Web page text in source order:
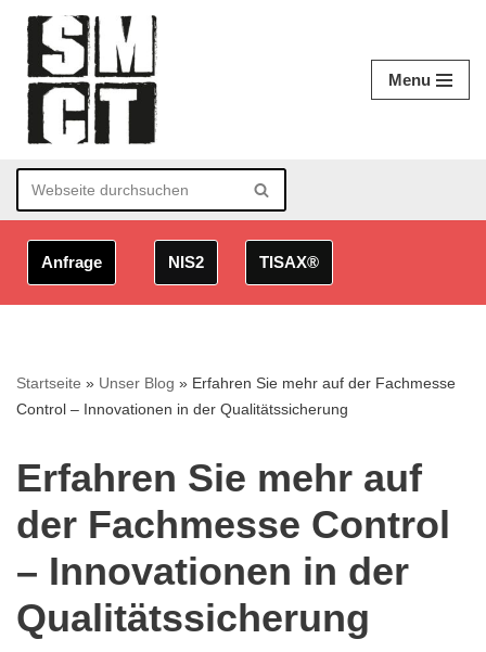
Zum
Inhalt
springen
Menu
Anfrage NIS2 TISAX®
Startseite » Unser Blog » Erfahren Sie mehr auf der Fachmesse
Control – Innovationen in der Qualitätssicherung
Erfahren Sie mehr auf
der Fachmesse Control
– Innovationen in der
Qualitätssicherung